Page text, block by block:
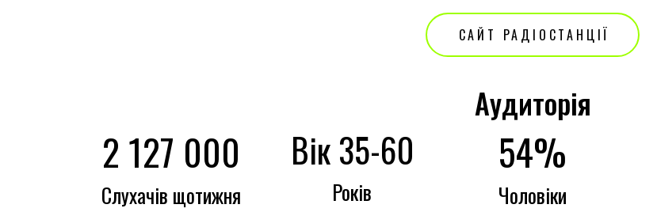
САЙТ РАДІОСТАНЦІЇ
Аудиторія
Слухачів щотижня
2 127 000 Вік 35-60
Років Чоловіки
54%